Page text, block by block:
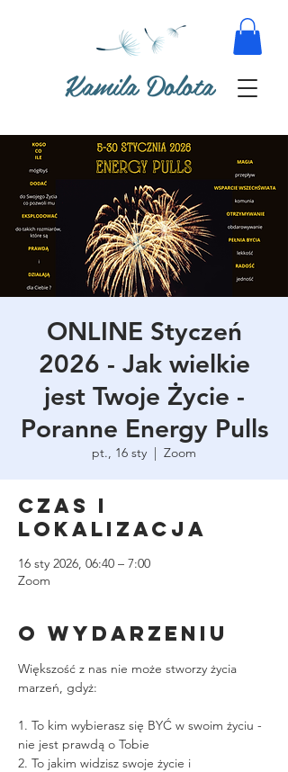
Kamila Dolota
ONLINE Styczeń
2026 - Jak wielkie
jest Twoje Życie -
Poranne Energy Pulls
pt., 16 sty
  |
Zoom
Czas i
lokalizacja
16 sty 2026, 06:40 – 7:00
Zoom
O wydarzeniu
Większość z nas nie może stworzy życia
marzeń, gdyż:
1. To kim wybierasz się BYĆ w swoim życiu -
nie jest prawdą o Tobie
2. To jakim widzisz swoje życie i